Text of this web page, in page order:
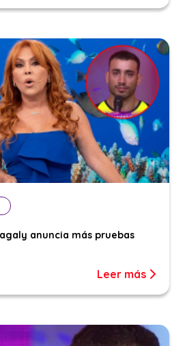
anuncia más pruebas
Leer más